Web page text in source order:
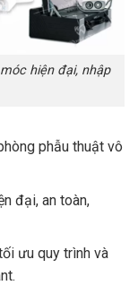
hiện đại, nhập
phẫu thuật vô
đại, an toàn,
ưu quy trình và